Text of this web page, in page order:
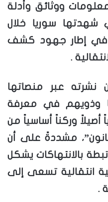
ووثائق وأدلة
شهدتها سوريا خلال
في إطار جهود كشف
.
نشرته عبر منصاتها
وذويهم في معرفة
أصيلاً وركناً أساسياً من
مشددةً على أن
بالانتهاكات يشكل
انتقالية تسعى إلى
.